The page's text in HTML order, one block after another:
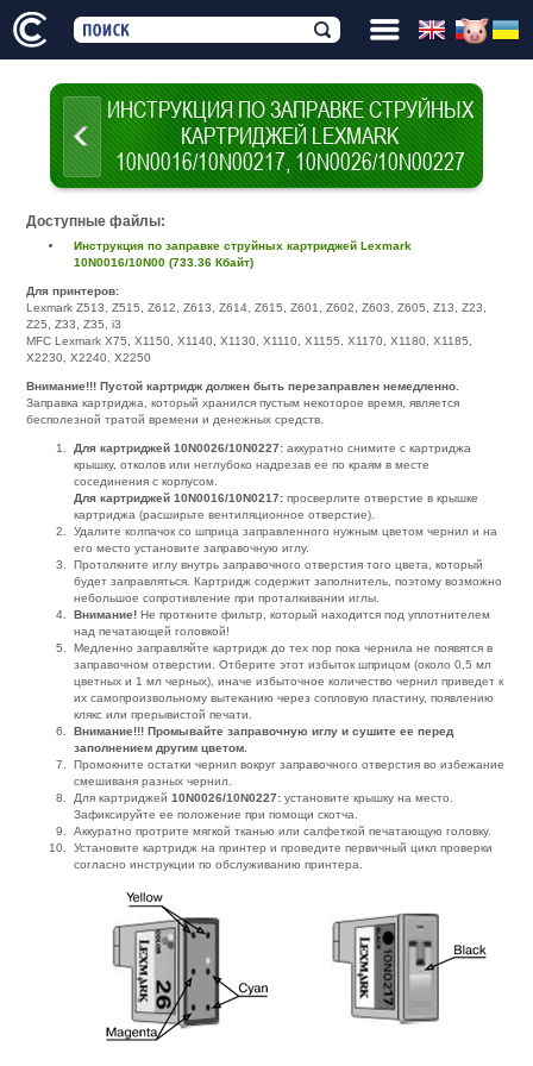
ИНСТРУКЦИЯ ПО ЗАПРАВКЕ СТРУЙНЫХ
КАРТРИДЖЕЙ LEXMARK
10N0016/10N00217, 10N0026/10N00227
Доступные файлы:
Инструкция по заправке струйных картриджей Lexmark
10N0016/10N00 (733.36 Кбайт)
Для принтеров:
Lexmark Z513, Z515, Z612, Z613, Z614, Z615, Z601, Z602, Z603, Z605, Z13, Z23,
Z25, Z33, Z35, i3
MFC Lexmark X75, X1150, X1140, X1130, X1110, X1155, X1170, X1180, X1185,
X2230, X2240, X2250
Внимание!!! Пустой картридж должен быть перезаправлен немедленно.
Заправка картриджа, который хранился пустым некоторое время, является
бесполезной тратой времени и денежных средств.
Для картриджей 10N0026/10N0227: аккуратно снимите с картриджа
крышку, отколов или неглубоко надрезав ее по краям в месте
сосединения с корпусом.
Для картриджей 10N0016/10N0217: просверлите отверстие в крышке
картриджа (расширьте вентиляционное отверстие).
Удалите колпачок со шприца заправленного нужным цветом чернил и на
его место установите заправочную иглу.
Протолкните иглу внутрь заправочного отверстия того цвета, который
будет заправляться. Картридж содержит заполнитель, поэтому возможно
небольшое сопротивление при проталкивании иглы.
Внимание!Не проткните фильтр, который находится под уплотнителем
над печатающей головкой!
Медленно заправляйте картридж до тех пор пока чернила не появятся в
заправочном отверстии. Отберите этот избыток шприцом (около 0,5 мл
цветных и 1 мл черных), иначе избыточное количество чернил приведет к
их самопроизвольному вытеканию через сопловую пластину, появлению
клякс или прерывистой печати.
Внимание!!! Промывайте заправочную иглу и сушите ее перед
заполнением другим цветом.
Промокните остатки чернил вокруг заправочного отверстия во избежание
смешиваня разных чернил.
Для картриджей10N0026/10N0227: установите крышку на место.
Зафиксируйте ее положение при помощи скотча.
Аккуратно протрите мягкой тканью или салфеткой печатающую головку.
Установите картридж на принтер и проведите первичный цикл проверки
согласно инструкции по обслуживанию принтера.